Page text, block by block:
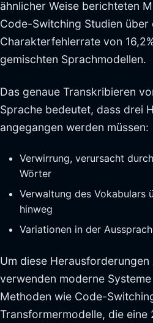
ähnlicher Weise berichteten
Code-Switching Studien über
Charakterfehlerrate von
gemischten Sprachmodellen.
Das genaue Transkribieren
Sprache bedeutet, dass drei
angegangen werden müssen:
Verwirrung, verursacht
Wörter
Verwaltung des Vokabulars
hinweg
Variationen in der
Um diese
verwenden moderne
Methoden wie Code-
Transformermodelle, die eine